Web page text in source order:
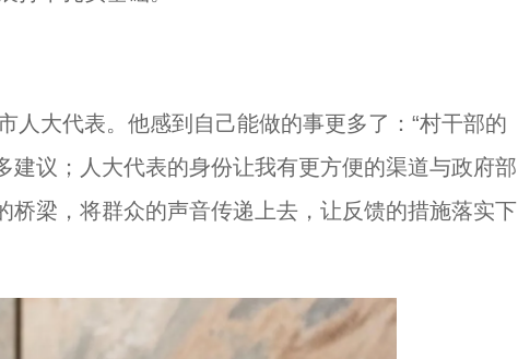
大代表。他感到自己能做的事更多了：“村干部的
建议；人大代表的身份让我有更方便的渠道与政府部
桥梁，将群众的声音传递上去，让反馈的措施落实下